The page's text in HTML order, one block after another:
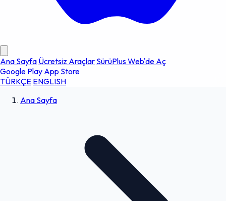
Ana Sayfa Ücretsiz Araçlar SürüPlus Web'de Aç
Google Play App Store
TÜRKÇE ENGLISH
Ana Sayfa